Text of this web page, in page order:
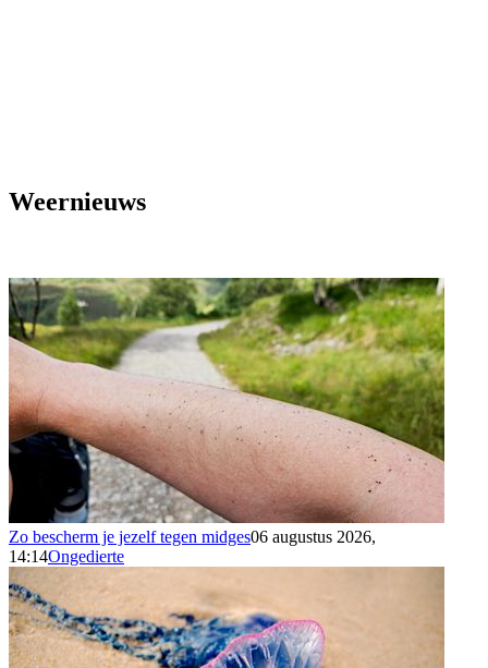
Weernieuws
Zo bescherm je jezelf tegen midges06 augustus 2026,
14:14Ongedierte